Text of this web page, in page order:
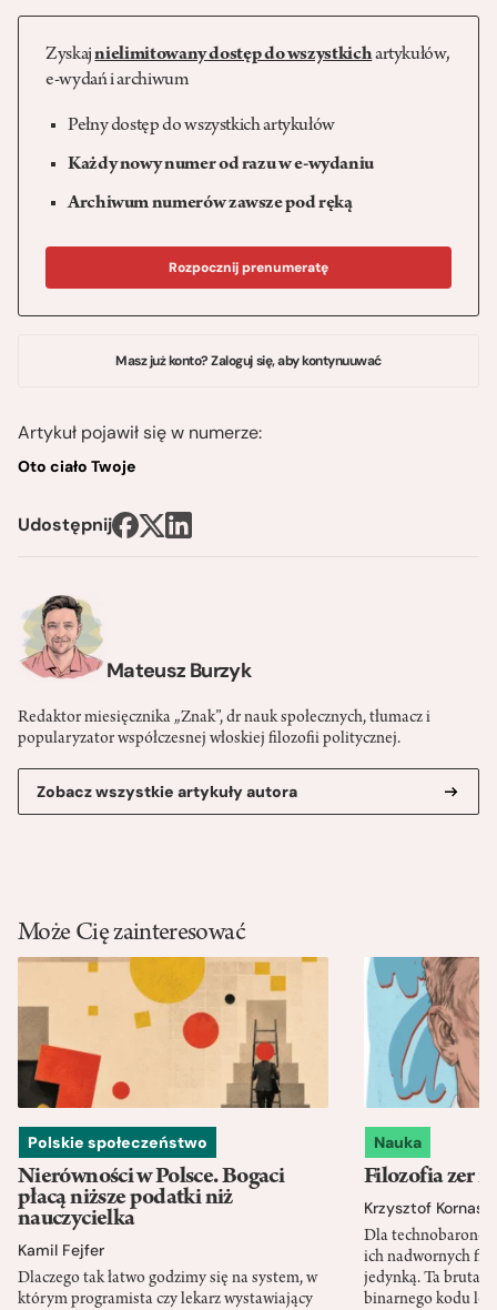
Mateusz Burzyk
Redaktor miesięcznika „Znak”, dr nauk społecznych, tłumacz i
popularyzator współczesnej włoskiej filozofii politycznej.
Zobacz wszystkie artykuły autora
Zyskajnielimitowany dostęp do wszystkichartykułów,
e-wydań i archiwum
Pełny dostęp do wszystkich artykułów
Każdy nowy numer od razu w e-wydaniu
Archiwum numerów zawsze pod ręką
Rozpocznij prenumeratę
Masz już konto? Zaloguj się, aby kontynuuwać
Artykuł pojawił się w numerze:
Oto ciało Twoje
Udostępnij
Może Cię zainteresować
Polskie społeczeństwo
Nierówności w Polsce. Bogaci
płacą niższe podatki niż
nauczycielka
Kamil Fejfer
Dlaczego tak łatwo godzimy się na system, w
którym programista czy lekarz wystawiający
Nauka
Filozofia zer i
Krzysztof Kornas
Dla
ich nadwornych
jedynką. Ta
binarnego kodu